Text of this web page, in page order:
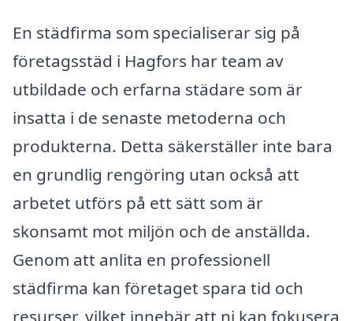
En städfirma som specialiserar sig på
företagsstäd i Hagfors har team av
utbildade och erfarna städare som är
insatta i de senaste metoderna och
produkterna. Detta säkerställer inte bara
en grundlig rengöring utan också att
arbetet utförs på ett sätt som är
skonsamt mot miljön och de anställda.
Genom att anlita en professionell
städfirma kan företaget spara tid och
resurser, vilket innebär att ni kan fokusera